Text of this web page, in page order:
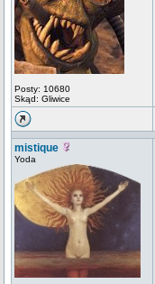
Posty: 10680
Skąd: Gliwice
mistique
Yoda